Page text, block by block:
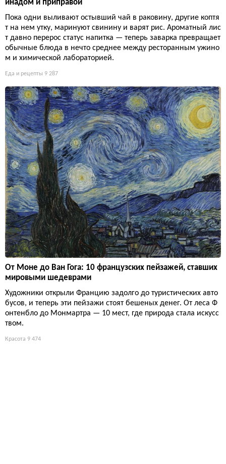
инадом и приправой
Пока одни выливают остывший чай в раковину, другие коптя
т на нем утку, маринуют свинину и варят рис. Ароматный лис
т давно перерос статус напитка — теперь заварка превращает
обычные блюда в нечто среднее между ресторанным ужино
м и химической лабораторией.
Еда и рецепты 9 287
От Моне до Ван Гога: 10 французских пейзажей, ставших
мировыми шедеврами
Художники открыли Францию задолго до туристических авто
бусов, и теперь эти пейзажи стоят бешеных денег. От леса Ф
онтенбло до Монмартра — 10 мест, где природа стала искусс
твом.
Красота 9 474